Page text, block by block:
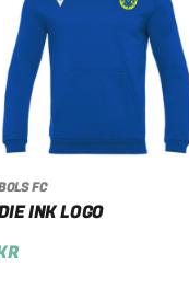
FC
INK LOGO
VÄLJ ALTERNATIV